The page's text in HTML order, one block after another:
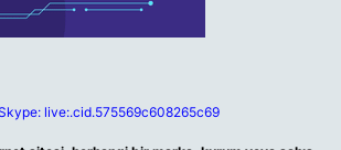
live:.cid.575569c608265c69